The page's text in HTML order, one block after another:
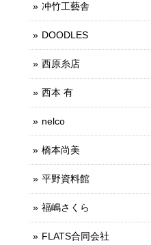
冲竹工藝舎
DOODLES
西原糸店
西本 有
nelco
橋本尚美
平野資料館
福嶋さくら
FLATS合同会社